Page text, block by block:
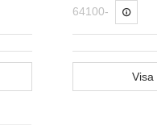
64100-
Visa